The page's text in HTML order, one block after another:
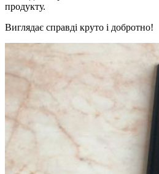
продукту.
Виглядає справді круто і добротно!